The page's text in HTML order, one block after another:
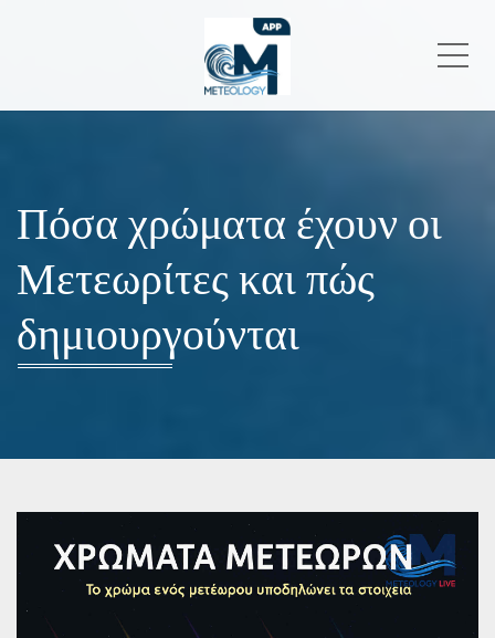
Πόσα χρώματα έχουν οι
Μετεωρίτες και πώς
δημιουργούνται